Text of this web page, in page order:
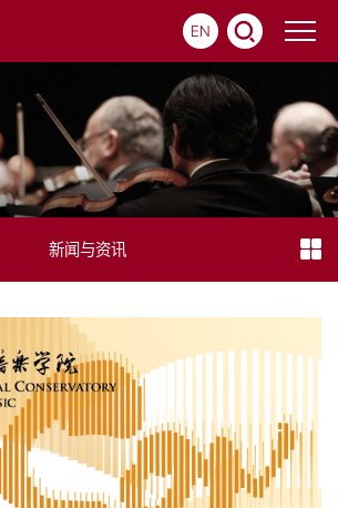
EN
新闻与资讯